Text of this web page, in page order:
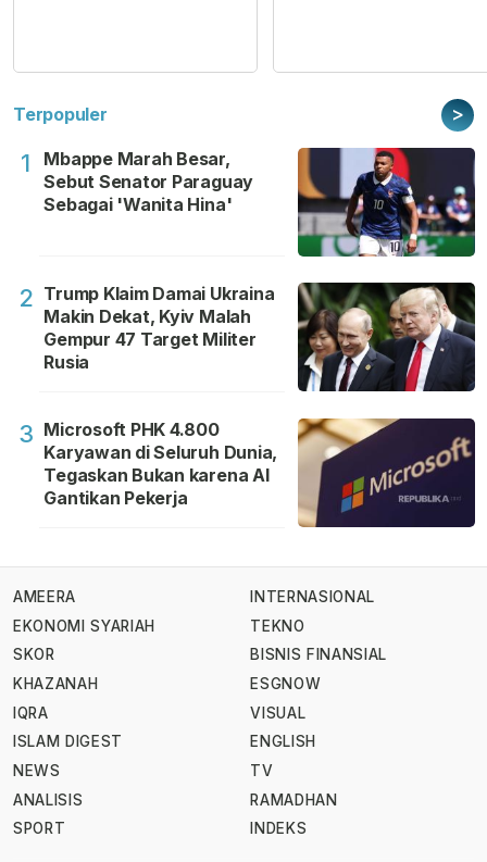
Terpopuler >
1
Mbappe Marah Besar,
Sebut Senator Paraguay
Sebagai 'Wanita Hina'
2 Trump Klaim Damai Ukraina
Makin Dekat, Kyiv Malah
Gempur 47 Target Militer
Rusia
3 Microsoft PHK 4.800
Karyawan di Seluruh Dunia,
Tegaskan Bukan karena AI
Gantikan Pekerja
AMEERA
EKONOMI SYARIAH
SKOR
KHAZANAH
IQRA
ISLAM DIGEST
NEWS
ANALISIS
SPORT
INTERNASIONAL
TEKNO
BISNIS FINANSIAL
ESGNOW
VISUAL
ENGLISH
TV
RAMADHAN
INDEKS